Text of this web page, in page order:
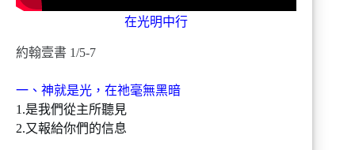
在光明中行
約翰壹書 1/5-7
一、神就是光，在祂毫無黑暗
1.是我們從主所聽見
2.又報給你們的信息